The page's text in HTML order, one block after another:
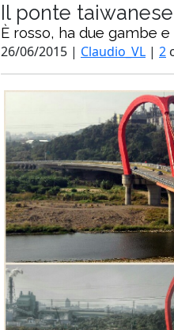
Il ponte
È rosso, ha due gambe e
26/06/2015 | Claudio_VL | 2